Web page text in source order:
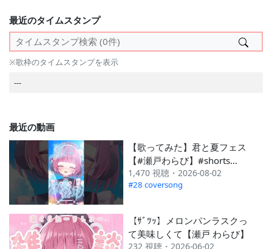
最近のタイムスタンプ
※歌枠のタイムスタンプを表示
---
最近の動画
【歌ってみた】君と夏フェス
【#瀬戸わらび】#shorts
#vtuber #coversong
1,470 視聴・2026-08-02
#28 coversong
【ｻﾞﾂｯ】メロンパンラスクっ
て美味しくて【瀬戸 わらび】
232 視聴・2026-06-02